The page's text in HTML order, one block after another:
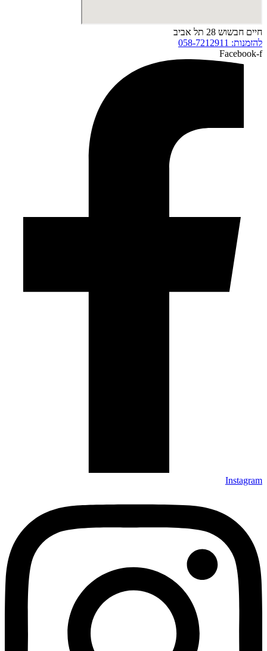
חיים חבשוש 28 תל אביב
להזמנות: 058-7212911
Facebook-f
Instagram